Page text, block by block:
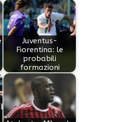
Juventus-
Fiorentina: le
probabili
formazioni